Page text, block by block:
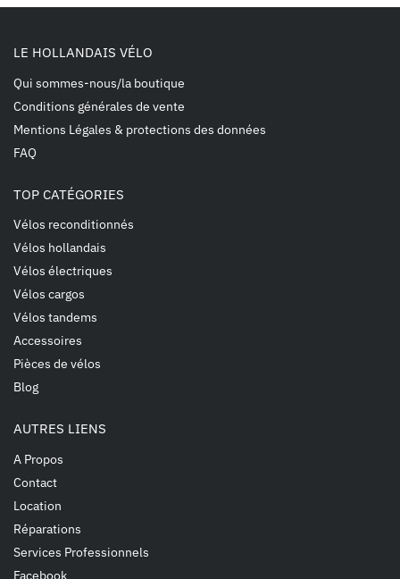
LE HOLLANDAIS VÉLO
Qui sommes-nous/la boutique
Conditions générales de vente
Mentions Légales & protections des données
FAQ
TOP CATÉGORIES
Vélos reconditionnés
Vélos hollandais
Vélos électriques
Vélos cargos
Vélos tandems
Accessoires
Pièces de vélos
Blog
AUTRES LIENS
A Propos
Contact
Location
Réparations
Services Professionnels
Facebook